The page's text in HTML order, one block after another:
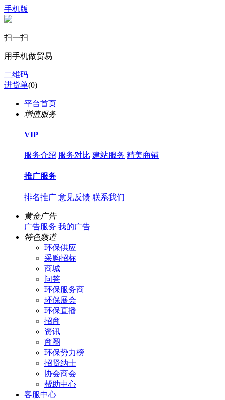
手机版
扫一扫
用手机做贸易
二维码
进货单(0)
平台首页
增值服务
VIP
服务介绍 服务对比 建站服务 精美商铺
推广服务
排名推广 意见反馈 联系我们
黄金广告
广告服务 我的广告
特色频道
环保供应 |
采购招标 |
商城 |
问答 |
环保服务商 |
环保展会 |
环保直播 |
招商 |
资讯 |
商圈 |
环保势力榜 |
招贤纳士 |
协会商会 |
帮助中心 |
客服中心